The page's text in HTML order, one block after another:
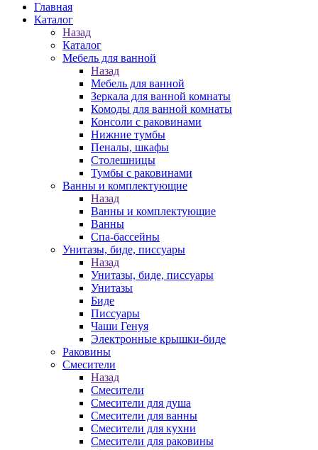
Главная
Каталог
Назад
Каталог
Мебель для ванной
Назад
Мебель для ванной
Зеркала для ванной комнаты
Комоды для ванной комнаты
Консоли с раковинами
Нижние тумбы
Пеналы, шкафы
Столешницы
Тумбы с раковинами
Ванны и комплектующие
Назад
Ванны и комплектующие
Ванны
Спа-бассейны
Унитазы, биде, писсуары
Назад
Унитазы, биде, писсуары
Унитазы
Биде
Писсуары
Чаши Генуя
Электронные крышки-биде
Раковины
Смесители
Назад
Смесители
Смесители для душа
Смесители для ванны
Смесители для кухни
Смесители для раковины